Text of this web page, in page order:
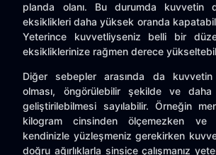
planda olanı. Bu durumda kuvvetin
eksiklikleri daha yüksek oranda
Yeterince kuvvetliyseniz belli bir
eksikliklerinize rağmen derece
Diğer sebepler arasında da
olması, öngörülebilir şekilde ve
geliştirilebilmesi sayılabilir. Örneğin
kilogram cinsinden ölçemezken ve
kendinizle yüzleşmeniz gerekirken
doğru ağırlıklarla sinsice çalışmanız